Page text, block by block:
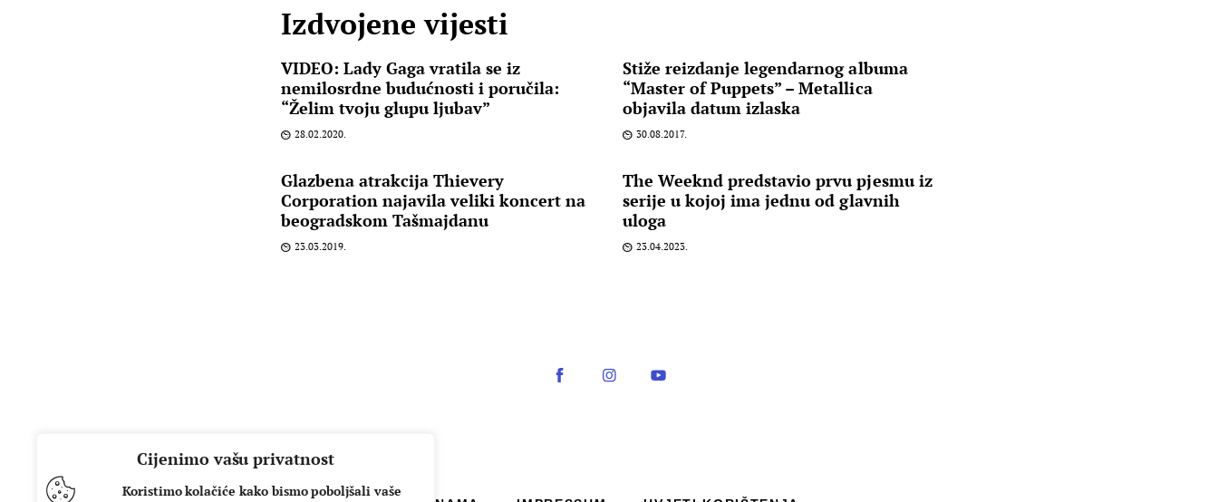
Cijenimo vašu privatnost
Koristimo kolačiće kako bismo poboljšali vaše
Izdvojene vijesti
VIDEO: Lady Gaga vratila se iz
nemilosrdne budućnosti i poručila:
“Želim tvoju glupu ljubav”
28.02.2020.
Stiže reizdanje legendarnog albuma
“Master of Puppets” – Metallica
objavila datum izlaska
30.08.2017.
Glazbena atrakcija Thievery
Corporation najavila veliki koncert na
beogradskom Tašmajdanu
23.03.2019.
The Weeknd predstavio prvu pjesmu iz
serije u kojoj ima jednu od glavnih
uloga
23.04.2023.